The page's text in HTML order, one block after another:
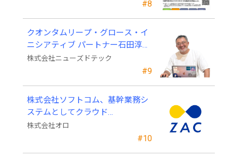
#8
#9
クオンタムリープ・グロース・イ
ニシアティブ パートナー石田淳也
氏がニューズドテックの戦略顧問
株式会社ニューズドテック
#10
株式会社ソフトコム、基幹業務シ
ステムとしてクラウド
ERP「ZAC」を採用
株式会社オロ